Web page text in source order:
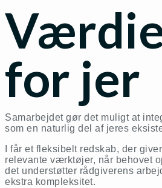
for jer
Samarbejdet gør det muligt at
som en naturlig del af jeres
I får et fleksibelt redskab, der
relevante værktøjer, når behovet
det understøtter rådgiverens
ekstra kompleksitet.